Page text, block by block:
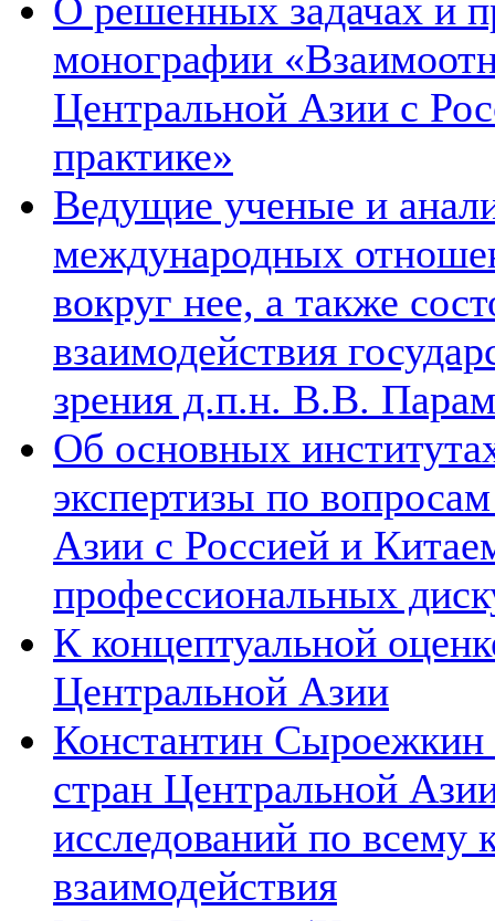
О решенных задачах и
монографии
Центральной Азии с
практике»
Ведущие ученые и
международных
вокруг нее, а также
взаимодействия
зрения д.п.н. В.В.
Об основных
экспертизы по
Азии с Россией и
профессиональных
К концептуальной
Центральной Азии
Константин Сыроежкин
стран Центральной
исследований по всему
взаимодействия